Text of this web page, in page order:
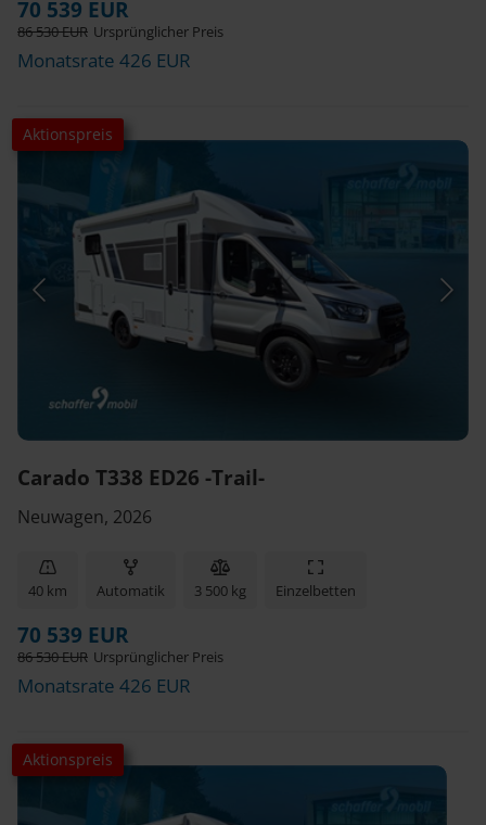
70 539 EUR
86 530 EUR Ursprünglicher Preis
Monatsrate 426 EUR
Aktionspreis
Carado T338 ED26 -Trail-
Neuwagen, 2026
40 km Automatik 3 500 kg Einzelbetten
70 539 EUR
86 530 EUR Ursprünglicher Preis
Monatsrate 426 EUR
Aktionspreis